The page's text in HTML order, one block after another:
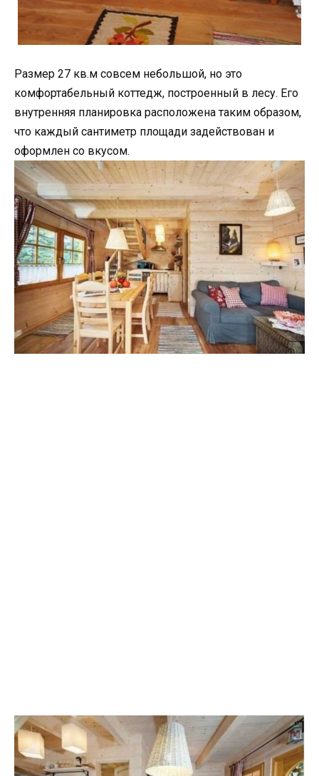
Размер 27 кв.м совсем небольшой, но это
комфортабельный коттедж, построенный в лесу. Его
внутренняя планировка расположена таким образом,
что каждый сантиметр площади задействован и
оформлен со вкусом.